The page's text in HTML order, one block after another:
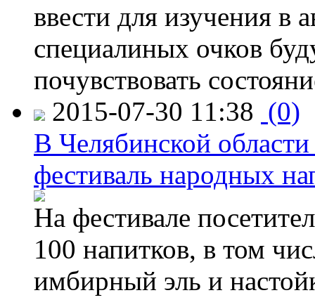
ввести для изучения
специалиных очков
почувствовать
2015-07-30 11:38 (0)
В Челябинской
фестиваль народных
На фестивале
100 напитков, в том
имбирный эль и